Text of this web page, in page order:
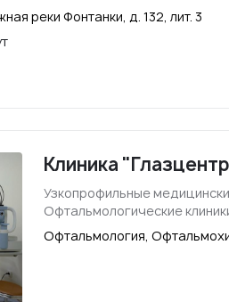
реки Фонтанки, д. 132, лит. 3
Клиника
Узкопрофильные
Офтальмологические
Офтальмология,